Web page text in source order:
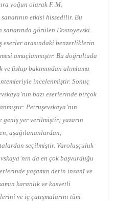
yoğun olarak F. M.
etkisi hissedilir. Bu
sanatında görülen Dostoyevski
eserler arasındaki benzerliklerin
amaçlanmıştır. Bu doğrultuda
üslup bakımından alımlama
incelenmiştir. Sonuç
bazı eserlerinde birçok
Petruşevskaya’nın
geniş yer verilmiştir; yazarın
aşağılananlardan,
seçilmiştir. Varoluşçuluk
da en çok başvurduğu
yaşamın derin insanî ve
karanlık ve kasvetli
ve iç çatışmalarını tüm